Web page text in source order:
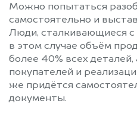
Можно попытаться
самостоятельно и
Люди, сталкивающиеся с
в этом случае объём
более 40% всех
покупателей и
же придётся
документы.